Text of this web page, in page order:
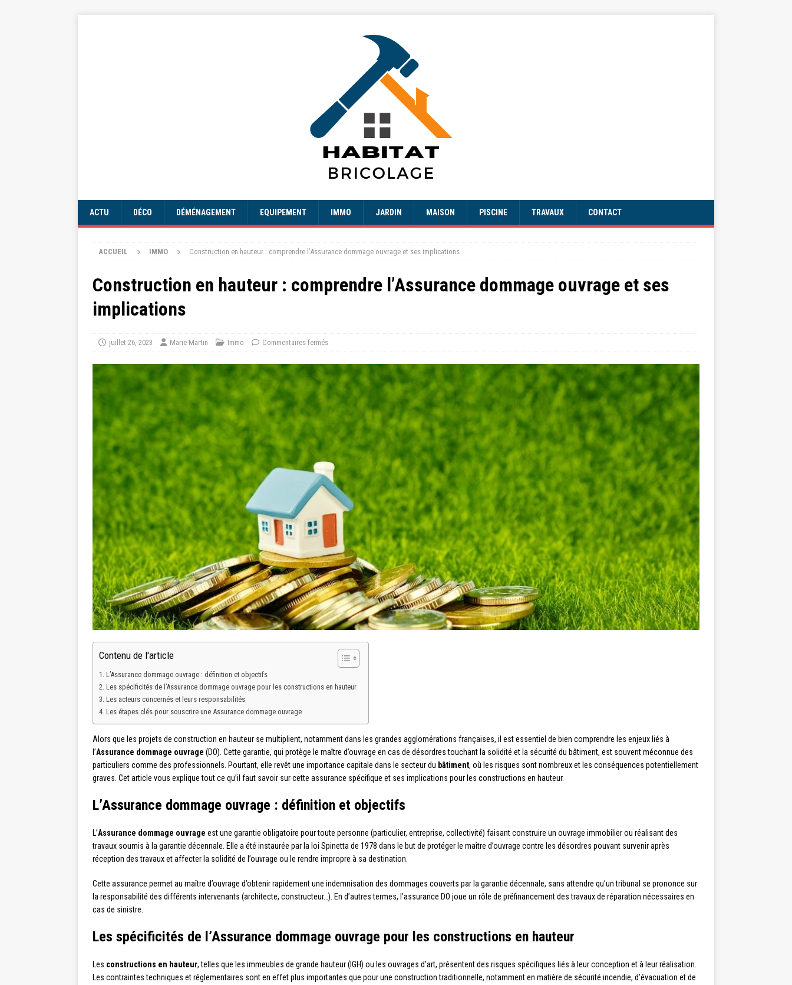
ACTU DÉCO DÉMÉNAGEMENT EQUIPEMENT IMMO JARDIN MAISON PISCINE TRAVAUX CONTACT
ACCUEIL IMMO Construction en hauteur : comprendre l’Assurance dommage ouvrage et ses implications
Construction en hauteur : comprendre l’Assurance dommage ouvrage et ses
implications
juillet 26, 2023 Marie Martin Immo Commentaires fermés
Contenu de l'article
L’Assurance dommage ouvrage : définition et objectifs
Les spécificités de l’Assurance dommage ouvrage pour les constructions en hauteur
Les acteurs concernés et leurs responsabilités
Les étapes clés pour souscrire une Assurance dommage ouvrage
Alors que les projets de construction en hauteur se multiplient, notamment dans les grandes agglomérations françaises, il est essentiel de bien comprendre les enjeux liés à
l’Assurance dommage ouvrage (DO). Cette garantie, qui protège le maître d’ouvrage en cas de désordres touchant la solidité et la sécurité du bâtiment, est souvent méconnue des
particuliers comme des professionnels. Pourtant, elle revêt une importance capitale dans le secteur du bâtiment, où les risques sont nombreux et les conséquences potentiellement
graves. Cet article vous explique tout ce qu’il faut savoir sur cette assurance spécifique et ses implications pour les constructions en hauteur.
L’Assurance dommage ouvrage : définition et objectifs
L’Assurance dommage ouvrage est une garantie obligatoire pour toute personne (particulier, entreprise, collectivité) faisant construire un ouvrage immobilier ou réalisant des
travaux soumis à la garantie décennale. Elle a été instaurée par la loi Spinetta de 1978 dans le but de protéger le maître d’ouvrage contre les désordres pouvant survenir après
réception des travaux et affecter la solidité de l’ouvrage ou le rendre impropre à sa destination.
Cette assurance permet au maître d’ouvrage d’obtenir rapidement une indemnisation des dommages couverts par la garantie décennale, sans attendre qu’un tribunal se prononce sur
la responsabilité des différents intervenants (architecte, constructeur…). En d’autres termes, l’assurance DO joue un rôle de préfinancement des travaux de réparation nécessaires en
cas de sinistre.
Les spécificités de l’Assurance dommage ouvrage pour les constructions en hauteur
Les constructions en hauteur, telles que les immeubles de grande hauteur (IGH) ou les ouvrages d’art, présentent des risques spécifiques liés à leur conception et à leur réalisation.
Les contraintes techniques et réglementaires sont en effet plus importantes que pour une construction traditionnelle, notamment en matière de sécurité incendie, d’évacuation et de